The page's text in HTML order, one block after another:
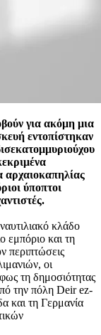
για ακόμη μια
εντοπίστηκαν
αρχαιοκαπηλίας
ύποπτοι
κλάδο
εμπόριο και τη
περιπτώσεις
οι
τη δημοσιότητας
την πόλη Deir ez-
και τη Γερμανία